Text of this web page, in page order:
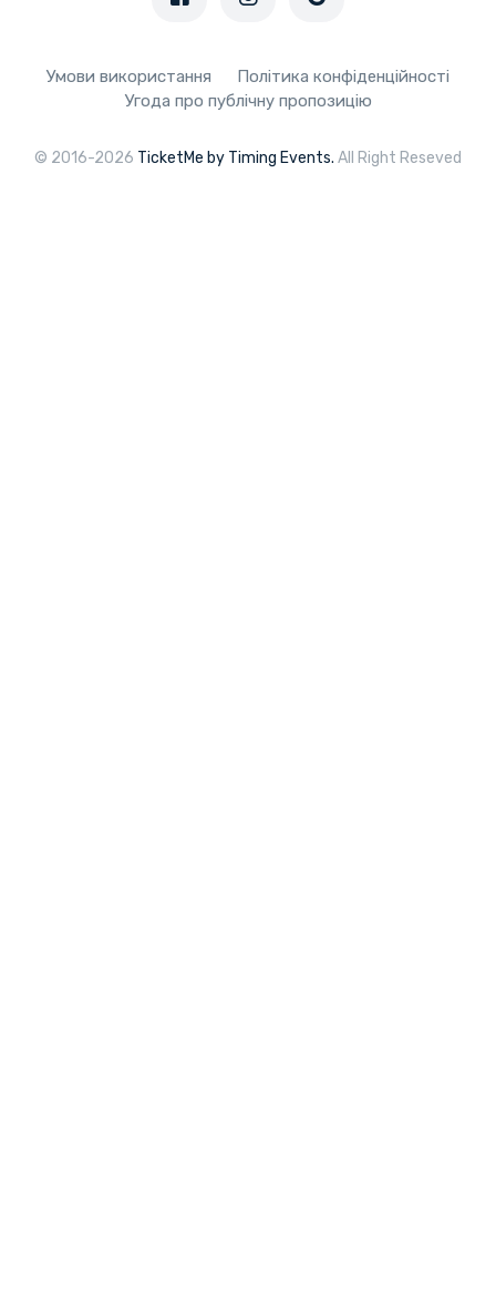
Умови використання
Політика конфіденційності
Угода про публічну пропозицію
© 2016-2026 TicketMe by Timing Events. All Right Reseved